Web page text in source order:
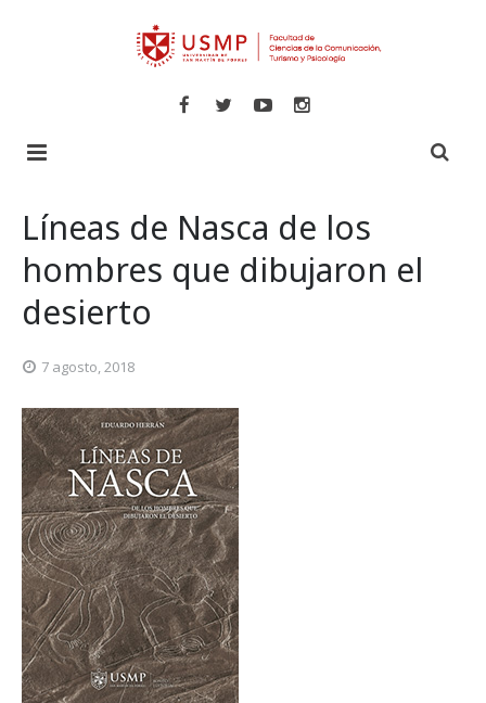
Libros
Comunicaciones
Psicología
Revistas
Veritas
Líneas de Nasca de los
hombres que dibujaron el
desierto
7 agosto, 2018